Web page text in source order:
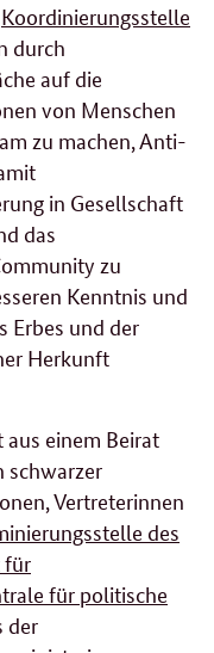
Koordinierungsstelle
durch
auf die
von Menschen
zu machen, Anti-
in Gesellschaft
das
zu
Kenntnis und
Erbes und der
Herkunft
einem Beirat
schwarzer
Vertreterinnen
des
für
für politische
der